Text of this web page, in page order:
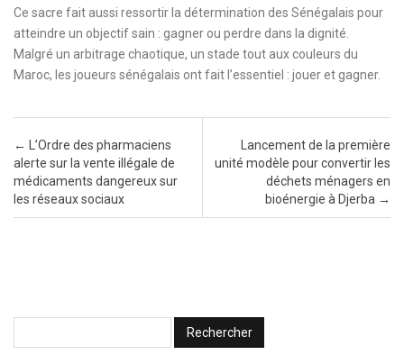
Ce sacre fait aussi ressortir la détermination des Sénégalais pour
atteindre un objectif sain : gagner ou perdre dans la dignité.
Malgré un arbitrage chaotique, un stade tout aux couleurs du
Maroc, les joueurs sénégalais ont fait l’essentiel : jouer et gagner.
Post navigation
← L’Ordre des pharmaciens
alerte sur la vente illégale de
médicaments dangereux sur
les réseaux sociaux
Lancement de la première
unité modèle pour convertir les
déchets ménagers en
bioénergie à Djerba →